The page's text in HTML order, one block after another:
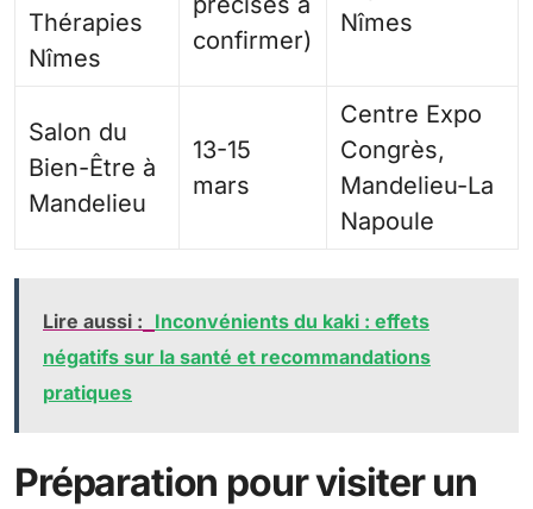
Thérapies
Nîmes
confirmer)
Nîmes
Salon du
Bien-Être à
Mandelieu
13-15
mars
Centre Expo
Congrès,
Mandelieu-La
Napoule
Lire aussi : Inconvénients du kaki : effets
négatifs sur la santé et recommandations
pratiques
Préparation pour visiter un